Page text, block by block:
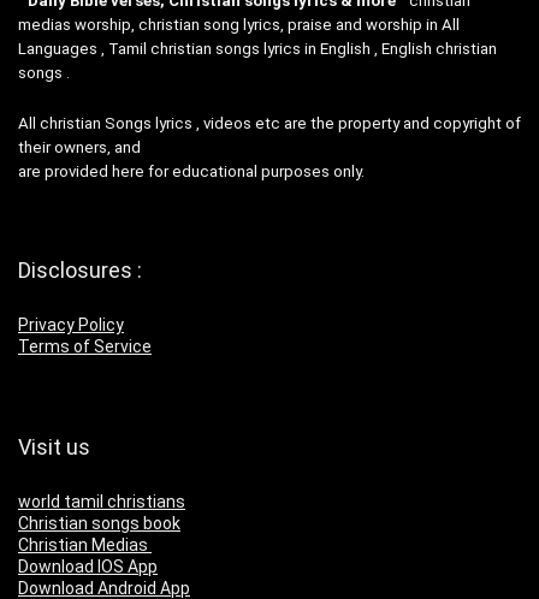
medias worship, christian song lyrics, praise and worship in All
Languages , Tamil christian songs lyrics in English , English christian
songs .
All christian Songs lyrics , videos etc are the property and copyright of
their owners, and
are provided here for educational purposes only.
Disclosures :
Privacy Policy
Terms of Service
Visit us
world tamil christians
Christian songs book
Christian Medias
Download IOS App
Download Android App